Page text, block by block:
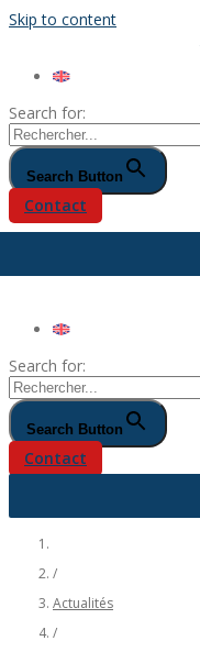
Skip to content
Search for:
Search Button
Contact
Search for:
Search Button
Contact
/
Actualités
/